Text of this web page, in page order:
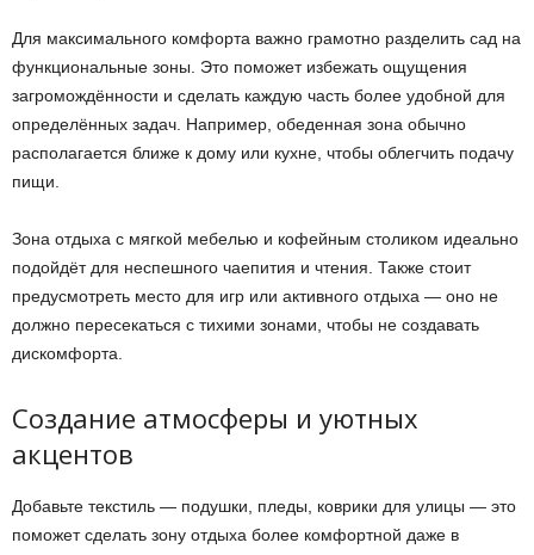
Для максимального комфорта важно грамотно разделить сад на
функциональные зоны. Это поможет избежать ощущения
загромождённости и сделать каждую часть более удобной для
определённых задач. Например, обеденная зона обычно
располагается ближе к дому или кухне, чтобы облегчить подачу
пищи.
Зона отдыха с мягкой мебелью и кофейным столиком идеально
подойдёт для неспешного чаепития и чтения. Также стоит
предусмотреть место для игр или активного отдыха — оно не
должно пересекаться с тихими зонами, чтобы не создавать
дискомфорта.
Создание атмосферы и уютных
акцентов
Добавьте текстиль — подушки, пледы, коврики для улицы — это
поможет сделать зону отдыха более комфортной даже в